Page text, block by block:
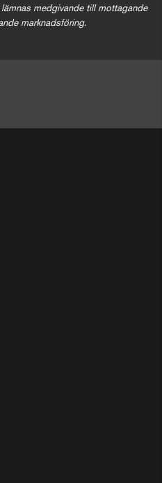
medgivande till mottagande
marknadsföring.